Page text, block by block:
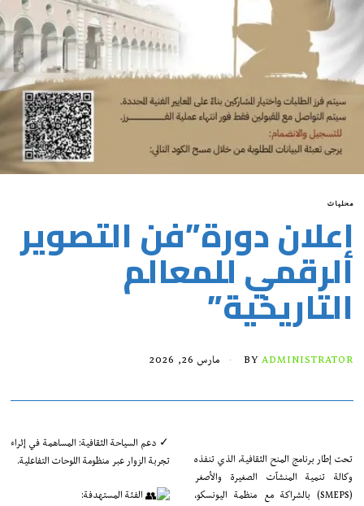
محليات
إعلان دورة”فن التصوير
الرقمي للمعالم
التاريخية”
BY ADMINISTRATOR مارس 26, 2026
تحت إطار برنامج المنح الثقافية، الذي تنفذه
وكالة تنمية المنشآت الصغيرة والأصغر
(SMEPS) بالشراكة مع منظمة اليونسكو،
✓ دعم السياحة الثقافية: المساهمة في إثراء
تجربة الزوار عبر منظومة اللوحات التفاعلية.
الفئة المستهدفة: